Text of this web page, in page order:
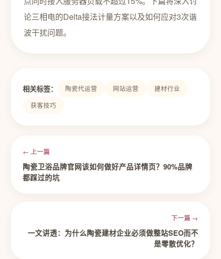
论三相电的Delta接法计量方案以及如何应对3次谐
波干扰问题。
相关标签： 陶瓷代运营 网站运营
建材行业
获客技巧
← 上一篇
陶瓷卫浴品牌官网该如何做好产品详情页？90%品牌
都踩过的坑
下一篇 →
一文讲透：为什么陶瓷建材企业必须做整站SEO而不
是零散优化？